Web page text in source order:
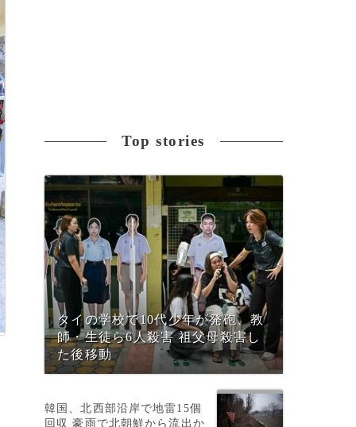
Top stories
タイの学校で10代少年が発砲、教
師・生徒ら6人殺害 祖父母殺害し
た後移動
韓国、北西部沿岸で地雷15個
回収 豪雨で北朝鮮から流出か